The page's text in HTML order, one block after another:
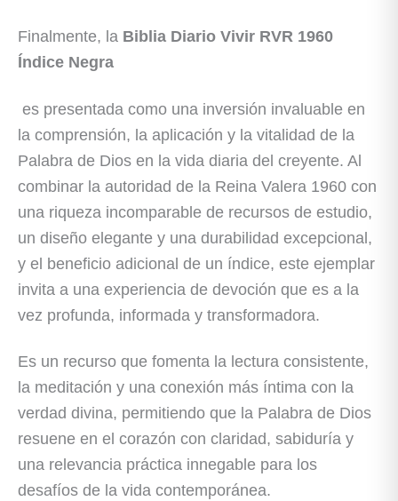
Finalmente, la Biblia Diario Vivir RVR 1960
Índice Negra
es presentada como una inversión invaluable en
la comprensión, la aplicación y la vitalidad de la
Palabra de Dios en la vida diaria del creyente. Al
combinar la autoridad de la Reina Valera 1960 con
una riqueza incomparable de recursos de estudio,
un diseño elegante y una durabilidad excepcional,
y el beneficio adicional de un índice, este ejemplar
invita a una experiencia de devoción que es a la
vez profunda, informada y transformadora.
Es un recurso que fomenta la lectura consistente,
la meditación y una conexión más íntima con la
verdad divina, permitiendo que la Palabra de Dios
resuene en el corazón con claridad, sabiduría y
una relevancia práctica innegable para los
desafíos de la vida contemporánea.